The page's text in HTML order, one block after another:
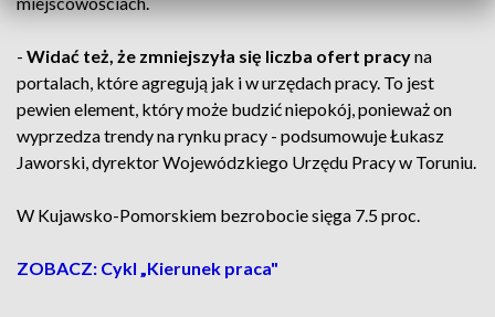
- Widać też, że zmniejszyła się liczba ofert pracyna
portalach, które agregują jak i w urzędach pracy. To jest
pewien element, który może budzić niepokój, ponieważ on
wyprzedza trendy na rynku pracy - podsumowuje Łukasz
Jaworski, dyrektor Wojewódzkiego Urzędu Pracy w Toruniu.
W Kujawsko-Pomorskiem bezrobocie sięga 7.5 proc.
ZOBACZ: Cykl „Kierunek praca"